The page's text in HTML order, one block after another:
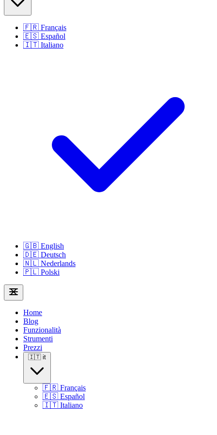
🇫🇷 Français
🇪🇸 Español
🇮🇹 Italiano
🇬🇧 English
🇩🇪 Deutsch
🇳🇱 Nederlands
🇵🇱 Polski
Home
Blog
Funzionalità
Strumenti
Prezzi
🇮🇹 it
🇫🇷 Français
🇪🇸 Español
🇮🇹 Italiano